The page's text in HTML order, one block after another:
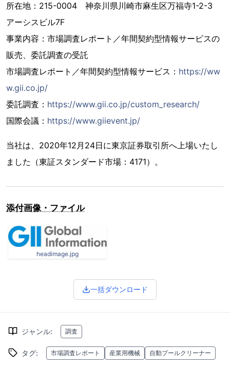
所在地：215-0004 神奈川県川崎市麻生区万福寺1-2-3
アーシスビル7F
事業内容：市場調査レポート／年間契約型情報サービスの
販売、委託調査の受託
市場調査レポート／年間契約型情報サービス： https://ww
w.gii.co.jp/
委託調査： https://www.gii.co.jp/custom_research/
国際会議： https://www.giievent.jp/
当社は、2020年12月24日に東京証券取引所へ上場いたし
ました（東証スタンダード市場：4171）。
添付画像・ファイル
headimage.jpg
一括ダウンロード
ジャンル: 調査
タグ: 市場調査レポート 産業用機械 自動プールクリーナー